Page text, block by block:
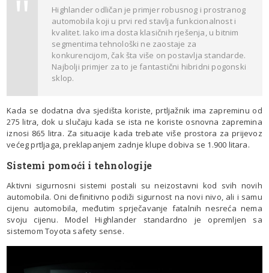
Highlander odličan je primjer robusnog i prostranog
automobila koji u prvi red stavlja funkcionalnost i
kvalitet. Iako ima dosta klasičnih rješenja, u bitnim
segmentima tehnološki ne zaostaje za
konkurencijom, čak šta više on postavlja standarde.
Najbolji primjer za to je fantastični hibridni pogonski
sklop.
Kada se dodatna dva sjedišta koriste, prtljažnik ima zapreminu od
275 litra, dok u slučaju kada se ista ne koriste osnovna zapremina
iznosi 865 litra. Za situacije kada trebate više prostora za prijevoz
većeg prtljaga, preklapanjem zadnje klupe dobiva se 1.900 litara.
Sistemi pomoći i tehnologije
Aktivni sigurnosni sistemi postali su neizostavni kod svih novih
automobila. Oni definitivno podiži sigurnost na novi nivo, ali i samu
cijenu automobila, međutim sprječavanje fatalnih nesreća nema
svoju cijenu. Model Highlander standardno je opremljen sa
sistemom Toyota safety sense.